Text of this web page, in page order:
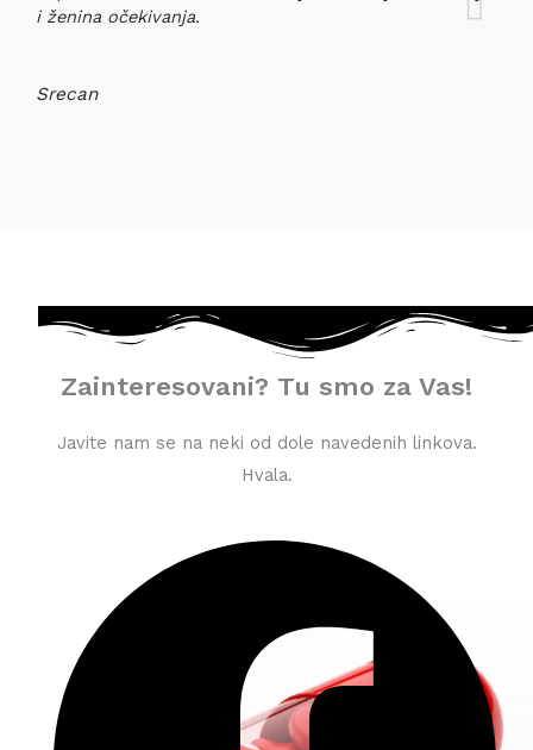
i ženina očekivanja.
Srecan
Zainteresovani? Tu smo za Vas!
Javite nam se na neki od dole navedenih linkova.
Hvala.